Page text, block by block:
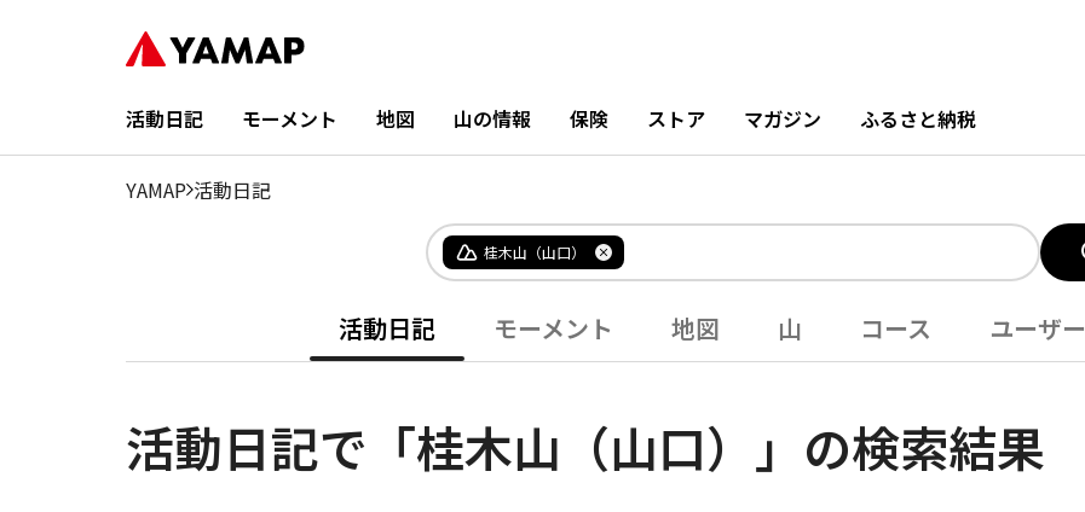
活動日記 モーメント 地図 山の情報 保険 ストア マガジン ふるさと納税
YAMAP 活動日記
桂木山（山口）
活動日記 モーメント 地図 山 コース ユーザー
活動日記で「桂木山（山口）」の検索結果